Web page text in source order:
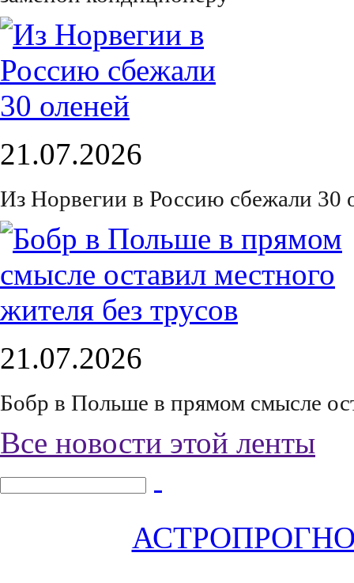
21.07.2026
Из Норвегии в Россию сбежали 30
21.07.2026
Бобр в Польше в прямом смысле
Все новости этой ленты